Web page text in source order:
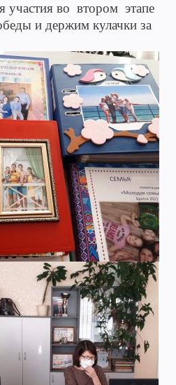
участия во втором этапе
и держим кулачки за